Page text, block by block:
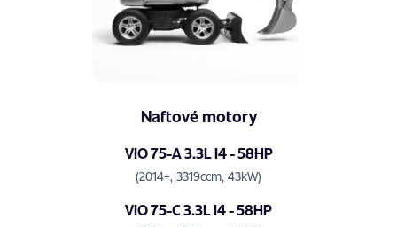
Naftové motory
VIO 75-A 3.3L I4 - 58HP
(2014+, 3319ccm, 43kW)
VIO 75-C 3.3L I4 - 58HP